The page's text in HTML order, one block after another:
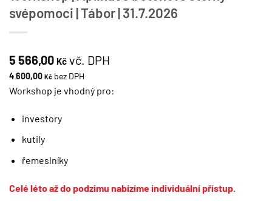
svépomoci | Tábor | 31.7.2026
5 566,00 Kč vč. DPH
4 600,00 Kč bez DPH
Workshop je vhodný pro:
investory
kutily
řemeslníky
Celé léto až do podzimu nabízíme individuální přístup.